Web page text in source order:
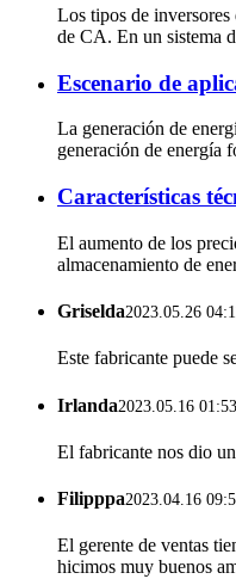
Los tipos de inversores
de CA. En un sistema
Escenario de
La generación de
generación de energía
Características
El aumento de los
almacenamiento de
Griselda2023.05.26
Este fabricante puede
Irlanda2023.05.16
El fabricante nos dio
Filipppa2023.04.16
El gerente de ventas
hicimos muy buenos